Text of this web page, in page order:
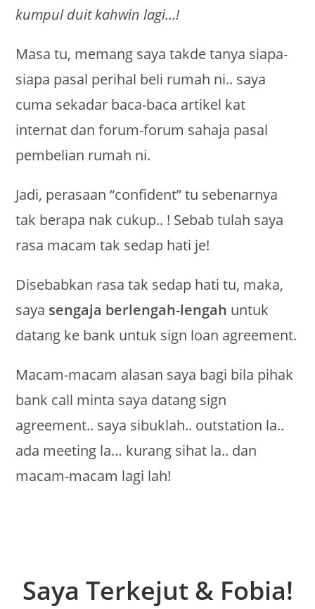
kumpul duit kahwin lagi…!
Masa tu, memang saya takde tanya siapa-
siapa pasal perihal beli rumah ni.. saya
cuma sekadar baca-baca artikel kat
internat dan forum-forum sahaja pasal
pembelian rumah ni.
Jadi, perasaan “confident” tu sebenarnya
tak berapa nak cukup.. ! Sebab tulah saya
rasa macam tak sedap hati je!
Disebabkan rasa tak sedap hati tu, maka,
saya sengaja berlengah-lengah untuk
datang ke bank untuk sign loan agreement.
Macam-macam alasan saya bagi bila pihak
bank call minta saya datang sign
agreement.. saya sibuklah.. outstation la..
ada meeting la… kurang sihat la.. dan
macam-macam lagi lah!
Saya Terkejut & Fobia!